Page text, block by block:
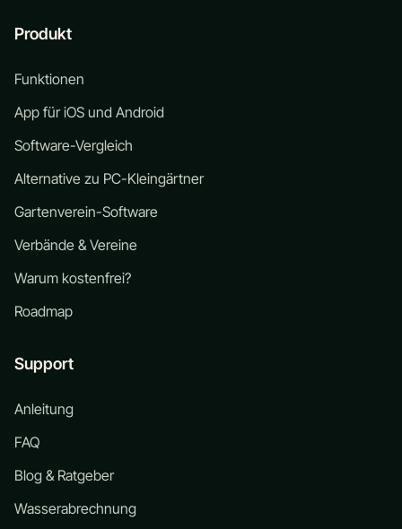
Produkt
Funktionen
App für iOS und Android
Software-Vergleich
Alternative zu PC-Kleingärtner
Gartenverein-Software
Verbände & Vereine
Warum kostenfrei?
Roadmap
Support
Anleitung
FAQ
Blog & Ratgeber
Wasserabrechnung